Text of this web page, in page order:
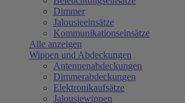
Dimmer
Jalousieeinsätze
Kommunikationseinsätze
Alle anzeigen
Wippen und Abdeckungen
Antennenabdeckungen
Dimmerabdeckungen
Elektronikaufsätze
Jalousiewippen